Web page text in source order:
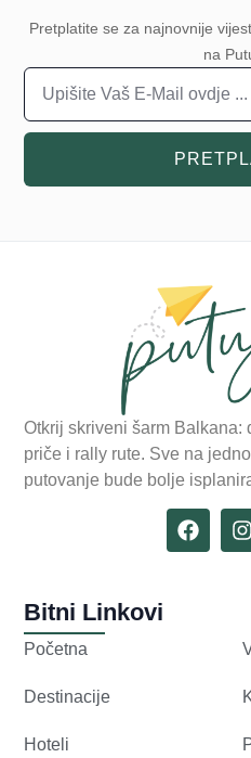
Pretplatite se za najnovnije
na
Otkrij skriveni šarm Balkana:
priče i rally rute. Sve na
putovanje bude bolje
Bitni Linkovi
Početna
Destinacije
Hoteli